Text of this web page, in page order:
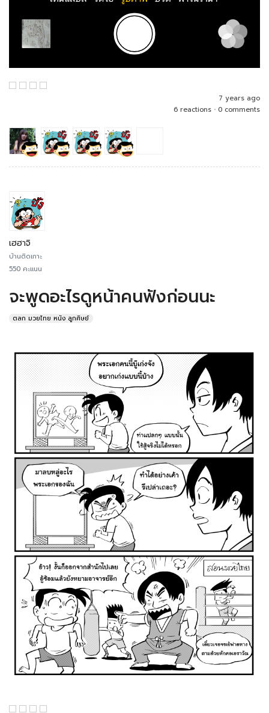
7 years ago
6 reactions • 0 comments
เฮฮาจิ
บ้านติดเกาะ
550 คะแนน
จะพูดอะไรดูหน้าคนฟังก่อนนะ
ตลก มวยไทย หนัง ลูกศิษย์